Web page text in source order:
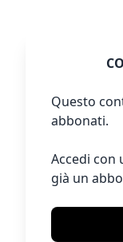
Questo
abbonati.
Accedi con
già un